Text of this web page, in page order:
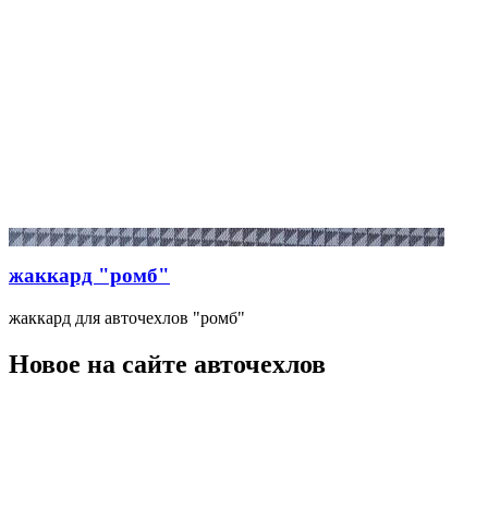
жаккард "ромб"
жаккард для авточехлов "ромб"
Новое на сайте авточехлов